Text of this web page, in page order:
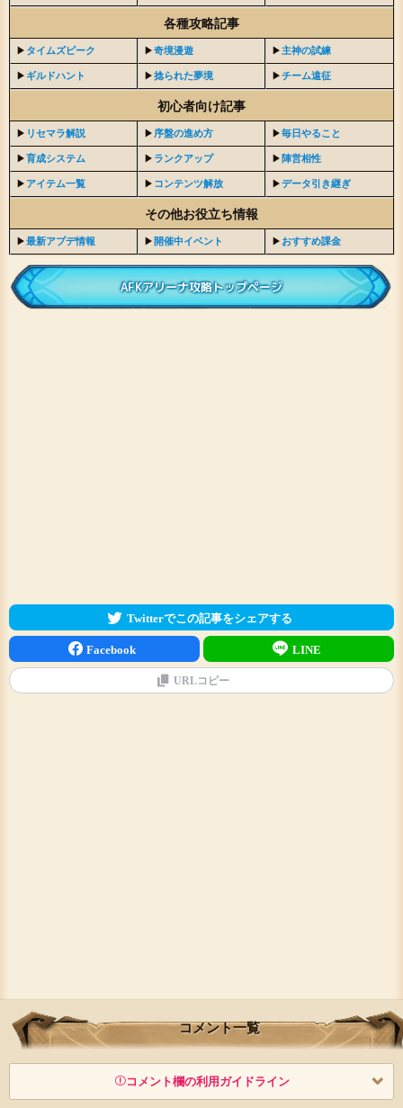
各種攻略記事
▶︎ タイムズピーク ▶︎奇境漫遊 ▶︎主神の試練
▶︎ ギルドハント ▶︎捻られた夢境 ▶︎チーム遠征
初心者向け記事
▶︎ リセマラ解説 ▶︎ 序盤の進め方 ▶︎毎日やること
▶︎育成システム ▶︎ ランクアップ ▶︎ 陣営相性
▶︎ アイテム一覧 ▶︎ コンテンツ解放 ▶︎データ引き継ぎ
その他お役立ち情報
▶︎最新アプデ情報 ▶︎ 開催中イベント ▶︎ おすすめ課金
AFKアリーナ攻略トップページ
Twitterでこの記事をシェアする
Facebook LINE
URLコピー
コメント一覧
コメント欄の利用ガイドライン